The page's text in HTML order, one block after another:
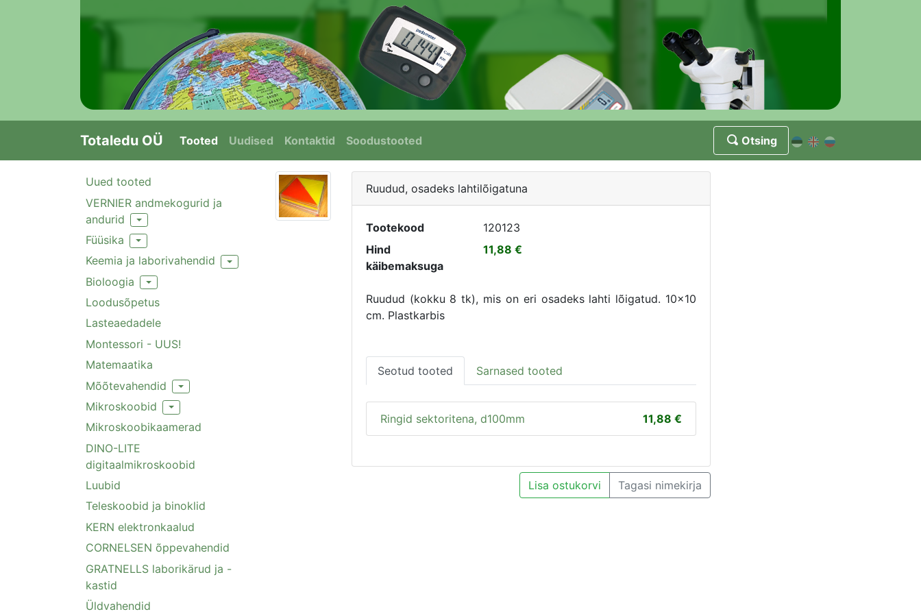
Totaledu OÜ Tooted Uudised Kontaktid Soodustooted Otsing
Uued tooted
VERNIER andmekogurid ja
andurid
Toggle Dropdown
Füüsika Toggle Dropdown
Keemia ja laborivahendid Toggle Dropdown
Bioloogia Toggle Dropdown
Loodusõpetus
Lasteaedadele
Montessori - UUS!
Matemaatika
Mõõtevahendid
Toggle Dropdown
Mikroskoobid Toggle Dropdown
Mikroskoobikaamerad
DINO-LITE
digitaalmikroskoobid
Luubid
Teleskoobid ja binoklid
KERN elektronkaalud
CORNELSEN õppevahendid
GRATNELLS laborikärud ja -
kastid
Üldvahendid
Ruudud, osadeks lahtilõigatuna
Tootekood
120123
Hind
käibemaksuga
11,88
Ruudud (kokku 8 tk), mis on eri osadeks lahti lõigatud. 10x10
cm. Plastkarbis
Seotud tooted Sarnased tooted
11,88
Ringid sektoritena, d100mm
Lisa ostukorvi Tagasi nimekirja